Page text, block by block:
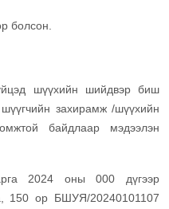
болсон.
шүүхийн шийдвэр биш
шүүгчийн захирамж /шүүхийн
байдлаар мэдээлэн
2024 оны 000 дүгээр
150 ор БШУЯ/20240101107